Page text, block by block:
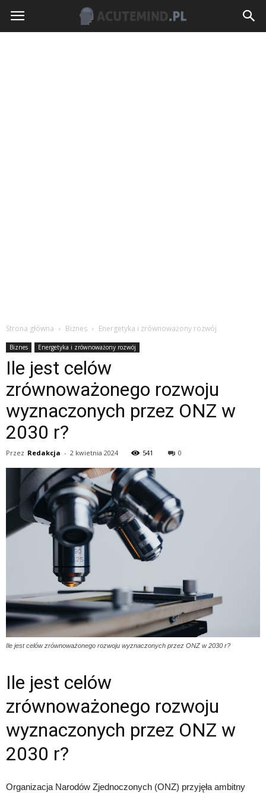
Strona główna Biznes Energetyka i zrównoważony rozwój
Biznes Energetyka i zrównoważony rozwój
Ile jest celów
zrównoważonego rozwoju
wyznaczonych przez ONZ w
2030 r?
Przez Redakcja - 2 kwietnia 2024 541 0
Ile jest celów zrównoważonego rozwoju wyznaczonych przez ONZ w 2030 r?
Ile jest celów
zrównoważonego rozwoju
wyznaczonych przez ONZ w
2030 r?
Organizacja Narodów Zjednoczonych (ONZ) przyjęła ambitny